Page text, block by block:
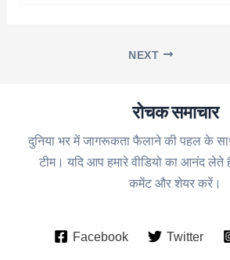
NEXT
रोचक समाचार
दुनिया भर में जागरूकता फैलाने की पहल के
टीम। यदि आप हमारे वीडियो का आनंद लेते
कमेंट और शेयर करें।
Facebook Twitter